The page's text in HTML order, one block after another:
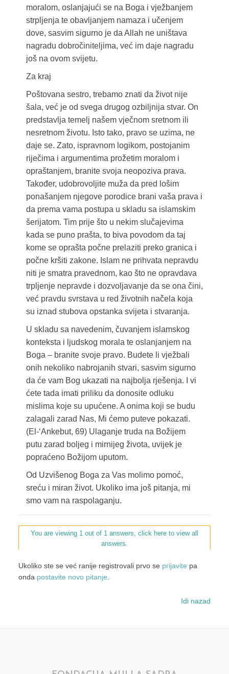
moralom, oslanjajući se na Boga i vježbanjem
strpljenja te obavljanjem namaza i učenjem
dove, sasvim sigurno je da Allah ne uništava
nagradu dobročiniteljima, već im daje nagradu
još na ovom svijetu.
Za kraj
Poštovana sestro, trebamo znati da život nije
šala, već je od svega drugog ozbiljnija stvar. On
predstavlja temelj našem vječnom sretnom ili
nesretnom životu. Isto tako, pravo se uzima, ne
daje se. Zato, ispravnom logikom, postojanim
riječima i argumentima prožetim moralom i
opraštanjem, branite svoja neopoziva prava.
Također, udobrovoljite muža da pred lošim
ponašanjem njegove porodice brani vaša prava i
da prema vama postupa u skladu sa islamskim
šerijatom. Tim prije što u nekim slučajevima
kada se puno prašta, to biva povodom da taj
kome se oprašta počne prelaziti preko granica i
počne kršiti zakone. Islam ne prihvata nepravdu
niti je smatra pravednom, kao što ne opravdava
trpljenje nepravde i dozvoljavanje da se ona čini,
već pravdu svrstava u red životnih načela koja
su iznad stubova opstanka svijeta i stvaranja.
U skladu sa navedenim, čuvanjem islamskog
konteksta i ljudskog morala te oslanjanjem na
Boga – branite svoje pravo. Budete li vježbali
onih nekoliko nabrojanih stvari, sasvim sigurno
da će vam Bog ukazati na najbolja rješenja. I vi
ćete tada imati priliku da donosite odluku
mislima koje su upućene. A onima koji se budu
zalagali zarad Nas, Mi ćemo puteve pokazati.
(El-‘Ankebut, 69) Ulaganje truda na Božijem
putu zarad boljeg i mirnijeg života, uvijek je
popraćeno Božijom uputom.
Od Uzvišenog Boga za Vas molimo pomoć,
sreću i miran život. Ukoliko ima još pitanja, mi
smo vam na raspolaganju.
You are viewing 1 out of 1 answers, click here to view all
answers.
Ukoliko ste se već ranije registrovali prvo se prijavite pa
onda postavite novo pitanje.
Idi nazad